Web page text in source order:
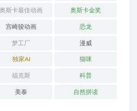
奥斯卡最佳动画 奥斯卡金奖
宫崎骏动画 恐龙
梦工厂 漫威
独家AI 猫咪
福克斯 科普
美泰 自然拼读